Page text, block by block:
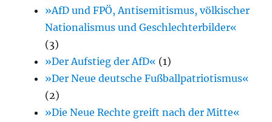
»AfD und FPÖ, Antisemitismus, völkischer
Nationalismus und Geschlechterbilder«
(3)
»Der Aufstieg der AfD« (1)
»Der Neue deutsche Fußballpatriotismus«
(2)
»Die Neue Rechte greift nach der Mitte«